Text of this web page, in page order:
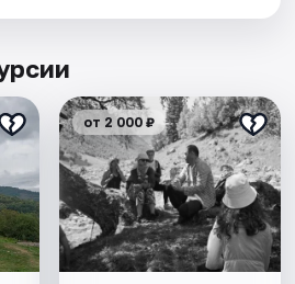
от 2 000 ₽